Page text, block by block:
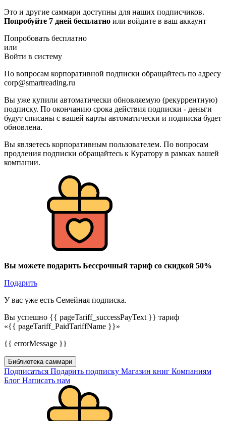
Это и другие саммари доступны для наших подписчиков.
Попробуйте 7 дней бесплатно или войдите в ваш аккаунт
Попробовать бесплатно
или
Войти в систему
По вопросам корпоративной подписки обращайтесь по адресу
corp@smartreading.ru
Вы уже купили автоматически обновляемую (рекуррентную)
подписку. По окончанию срока действия подписки - деньги
будут списаны с вашей карты автоматически и подписка будет
обновлена.
Вы являетесь корпоративным пользователем. По вопросам
продления подписки обращайтесь к Куратору в рамках вашей
компании.
Вы можете подарить Бессрочный тариф со скидкой 50%
Подарить
У вас уже есть Семейная подписка.
Вы успешно {{ pageTariff_successPayText }} тариф
«{{ pageTariff_PaidTariffName }}»
{{ errorMessage }}
Библиотека саммари
Подписаться Подарить подписку Магазин книг Компаниям
Блог Написать нам